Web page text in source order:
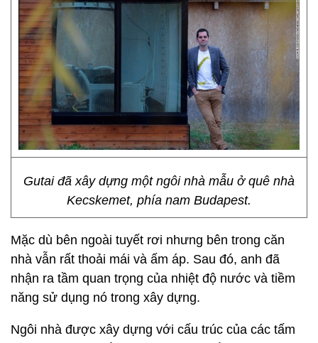
Gutai đã xây dựng một ngôi nhà mẫu ở quê nhà
Kecskemet, phía nam Budapest.
Mặc dù bên ngoài tuyết rơi nhưng bên trong căn
nhà vẫn rất thoải mái và ấm áp. Sau đó, anh đã
nhận ra tầm quan trọng của nhiệt độ nước và tiềm
năng sử dụng nó trong xây dựng.
Ngôi nhà được xây dựng với cấu trúc của các tấm